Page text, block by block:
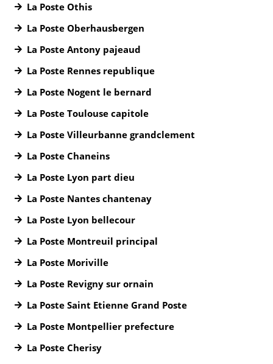
La Poste Othis
La Poste Oberhausbergen
La Poste Antony pajeaud
La Poste Rennes republique
La Poste Nogent le bernard
La Poste Toulouse capitole
La Poste Villeurbanne grandclement
La Poste Chaneins
La Poste Lyon part dieu
La Poste Nantes chantenay
La Poste Lyon bellecour
La Poste Montreuil principal
La Poste Moriville
La Poste Revigny sur ornain
La Poste Saint Etienne Grand Poste
La Poste Montpellier prefecture
La Poste Cherisy